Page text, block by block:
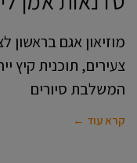
מוזיאון אגם בראשון
המשלבת סיורים
קרא עוד ←